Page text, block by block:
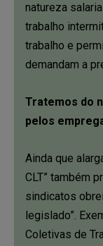
natureza
trabalho
trabalho e
demandam a
Tratemos do
pelos
Ainda que
CLT” também
sindicatos
legislado”.
Coletivas de